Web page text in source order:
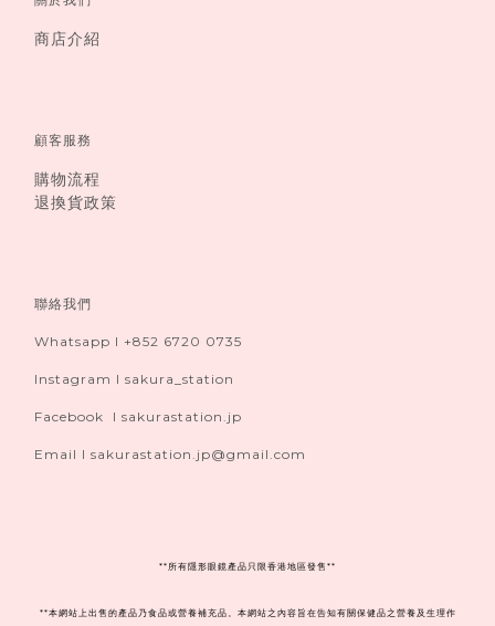
商店介紹
顧客服務
購物流程
退換貨政策
聯絡我們
Whatsapp I +852 6720 0735
Instagram I sakura_station
Facebook I sakurastation.jp
Email I sakurastation.jp@gmail.com
** 所有隱形眼鏡產品只限香港地區發售**
**本網站上出售的產品乃食品或營養補充品。本網站之內容旨在告知有關保健品之營養及生理作